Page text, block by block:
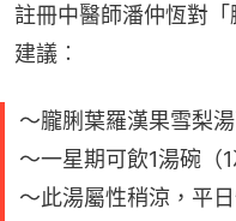
註冊中醫師潘仲恆對
建議︰
～朧脷葉羅漢果雪梨
～一星期可飲1湯碗（1
～此湯屬性稍涼，平